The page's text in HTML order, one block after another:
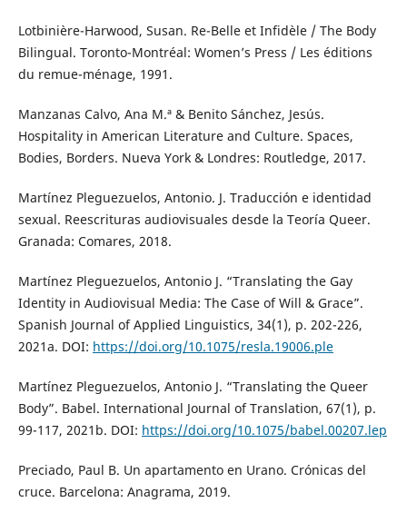
Lotbinière-Harwood, Susan. Re-Belle et Infidèle / The Body
Bilingual. Toronto-Montréal: Women’s Press / Les éditions
du remue-ménage, 1991.
Manzanas Calvo, Ana M.ª & Benito Sánchez, Jesús.
Hospitality in American Literature and Culture. Spaces,
Bodies, Borders. Nueva York & Londres: Routledge, 2017.
Martínez Pleguezuelos, Antonio. J. Traducción e identidad
sexual. Reescrituras audiovisuales desde la Teoría Queer.
Granada: Comares, 2018.
Martínez Pleguezuelos, Antonio J. “Translating the Gay
Identity in Audiovisual Media: The Case of Will & Grace”.
Spanish Journal of Applied Linguistics, 34(1), p. 202-226,
2021a. DOI: https://doi.org/10.1075/resla.19006.ple
Martínez Pleguezuelos, Antonio J. “Translating the Queer
Body”. Babel. International Journal of Translation, 67(1), p.
99-117, 2021b. DOI: https://doi.org/10.1075/babel.00207.lep
Preciado, Paul B. Un apartamento en Urano. Crónicas del
cruce. Barcelona: Anagrama, 2019.